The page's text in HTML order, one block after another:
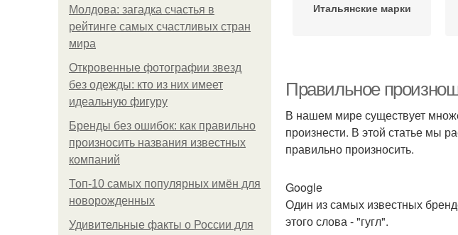
Молдова: загадка счастья в
рейтинге самых счастливых стран
мира
Откровенные фотографии звезд
без одежды: кто из них имеет
идеальную фигуру
Бренды без ошибок: как правильно
произносить названия известных
компаний
Топ-10 самых популярных имён для
новорожденных
Удивительные факты о России для
Итальянские марки
Правильное
В нашем мире существует
произнести. В этой статье мы
правильно произносить.
Google
Один из самых известных
этого слова - "гугл".